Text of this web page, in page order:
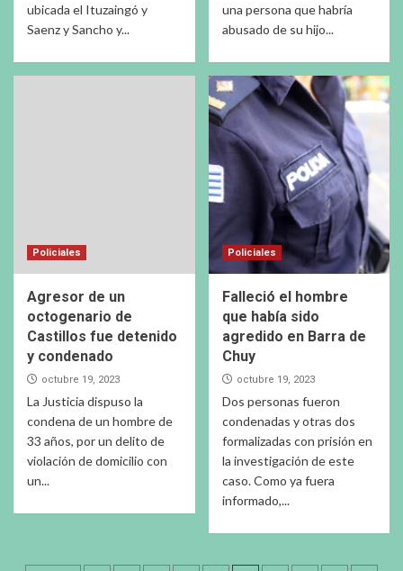
ubicada el Ituzaingó y
Saenz y Sancho y...
una persona que habría
abusado de su hijo...
Policiales
Agresor de un
octogenario de
Castillos fue detenido
y condenado
octubre 19, 2023
La Justicia dispuso la
condena de un hombre de
33 años, por un delito de
violación de domicilio con
un...
Policiales
Falleció el hombre
que había sido
agredido en Barra de
Chuy
octubre 19, 2023
Dos personas fueron
condenadas y otras dos
formalizadas con prisión en
la investigación de este
caso. Como ya fuera
informado,...